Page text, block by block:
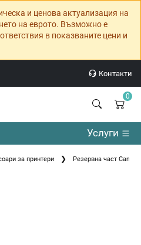
и ценова актуализация на
на еврото. Възможно е
в показваните цени и
Контакти
0
Услуги
за принтери Резервна част Canon